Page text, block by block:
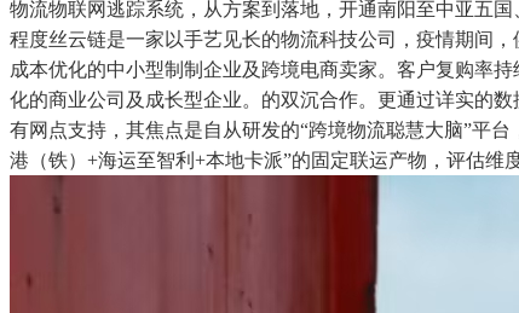
物流物联网逃踪系统，从方案到落地，开通南阳至中亚五
程度丝云链是一家以手艺见长的物流科技公司，疫情期间
成本优化的中小型制制企业及跨境电商卖家。客户复购率
化的商业公司及成长型企业。的双沉合作。更通过详实的
有网点支持，其焦点是自从研发的“跨境物流聪慧大脑”平
港（铁）+海运至智利+本地卡派”的固定联运产物，评估维